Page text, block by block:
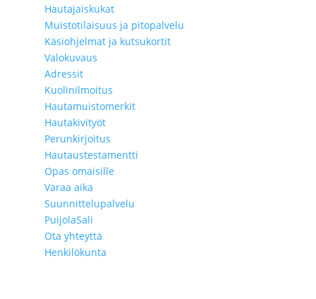
Hautajaiskukat
Muistotilaisuus ja pitopalvelu
Käsiohjelmat ja kutsukortit
Valokuvaus
Adressit
Kuolinilmoitus
Hautamuistomerkit
Hautakivityöt
Perunkirjoitus
Hautaustestamentti
Opas omaisille
Varaa aika
Suunnittelupalvelu
PuijolaSali
Ota yhteyttä
Henkilökunta